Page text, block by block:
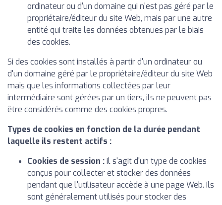
ordinateur ou d'un domaine qui n'est pas géré par le
propriétaire/éditeur du site Web, mais par une autre
entité qui traite les données obtenues par le biais
des cookies.
Si des cookies sont installés à partir d'un ordinateur ou
d'un domaine géré par le propriétaire/éditeur du site Web
mais que les informations collectées par leur
intermédiaire sont gérées par un tiers, ils ne peuvent pas
être considérés comme des cookies propres.
Types de cookies en fonction de la durée pendant
laquelle ils restent actifs :
Cookies de session :il s'agit d'un type de cookies
conçus pour collecter et stocker des données
pendant que l'utilisateur accède à une page Web. Ils
sont généralement utilisés pour stocker des